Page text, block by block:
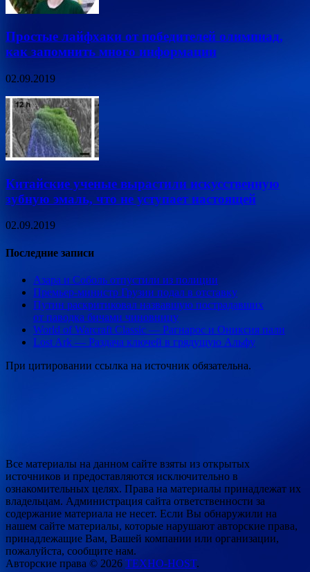
Простые лайфхаки от победителей олимпиад,
как запомнить много информации
02.09.2019
Китайские ученые вырастили искусственную
зубную эмаль, что не уступает настоящей
02.09.2019
Последние записи
Азара и Соболь отпустили из полиции
Премьер-министр Грузии подал в отставку
Путин раскритиковал назвавшую пострадавших
от паводка бичами чиновницу
World of Warcraft Classic — Рагнарос и Ониксия пали
Lost Ark — Раздача ключей в грядущую Альфу
При цитировании ссылка на источник обязательна.
Все материалы на данном сайте взяты из открытых
источников и предоставляются исключительно в
ознакомительных целях. Права на материалы принадлежат их
владельцам. Администрация сайта ответственности за
содержание материала не несет. Если Вы обнаружили на
нашем сайте материалы, которые нарушают авторские права,
принадлежащие Вам, Вашей компании или организации,
пожалуйста, сообщите нам.
Авторские права © 2026 ТЕХНО-HOST.